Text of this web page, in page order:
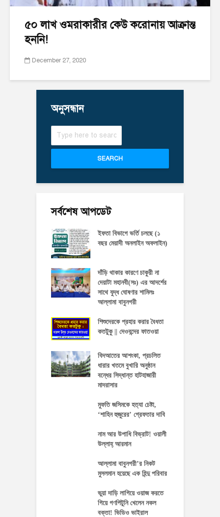
৫০ লাখ ওমরাকারীর কেউ করোনায় আক্রান্ত
হননি!
December 27, 2020
অনুসন্ধান
SEARCH
সর্বশেষ আপডেট
ইফতা বিভাগে ভর্তি চলছে (১
বছর মেয়াদী অনলাইন অফলাইন)
দাঁড়ি থাকার কারণে চাকুরী না
দেয়াটা মহানবী(সঃ) এর আদর্শের
সাথে যুদ্ধ ঘোষণার শামিলঃ
আল্লামা বাবুনগরী
শিশুদেরকে প্রহার করার বৈধতা
কতটুকু || দেওবন্দের ফাতওয়া
বিদআতের আশংকা, প্রচলিত
ধারার খতমে বুখারি অনুষ্ঠান
বন্ধের সিদ্ধান্ত হাটহাজারী
মাদরাসার
মুফতি জসিমকে হত্যা চেষ্টা,
‘শাহিন হুজুরের’ গ্রেফতার দাবি
নাম আর উপাধি বিভ্রাট! ওয়ালী
উল্লাহ্‌ আরমান
আল্লামা বাবুনগরী’র নিকট
মুসলমান হয়েছে এক হিন্দু পরিবার
ভুয়া দাড়ি লাগিয়ে ওয়াজ করতে
গিয়ে গণপিটুনি খেলেন নকল
বক্তা! ভিডিও ভাইরাল